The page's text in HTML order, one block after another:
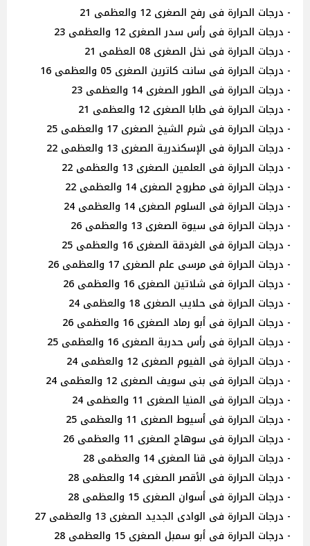
- درجات الحرارة فى رفح الصغرى 12 والعظمى 21
- درجات الحرارة فى رأس سدر الصغرى 12 والعظمى 23
- درجات الحرارة فى نخل الصغرى 08 العظمى 21
- درجات الحرارة فى سانت كاترين الصغرى 05 والعظمى 16
- درجات الحرارة فى الطور الصغرى 14 والعظمى 23
- درجات الحرارة فى طابا الصغرى 12 والعظمى 21
- درجات الحرارة فى شرم الشيخ الصغرى 17 والعظمى 25
- درجات الحرارة فى الإسكندرية الصغرى 13 والعظمى 22
- درجات الحرارة فى العلمين الصغرى 13 والعظمى 22
- درجات الحرارة فى مطروح الصغرى 14 والعظمى 22
- درجات الحرارة فى السلوم الصغرى 14 والعظمى 24
- درجات الحرارة فى سيوة الصغرى 13 والعظمى 26
- درجات الحرارة فى الغردقة الصغرى 16 والعظمى 25
- درجات الحرارة فى مرسى علم الصغرى 17 والعظمى 26
- درجات الحرارة فى شلاتين الصغرى 16 والعظمى 26
- درجات الحرارة فى حلايب الصغرى 18 والعظمى 24
- درجات الحرارة فى أبو رماد الصغرى 16 والعظمى 26
- درجات الحرارة فى رأس حدربة الصغرى 16 والعظمى 25
- درجات الحرارة فى الفيوم الصغرى 12 والعظمى 24
- درجات الحرارة فى بنى سويف الصغرى 12 والعظمى 24
- درجات الحرارة فى المنيا الصغرى 11 والعظمى 24
- درجات الحرارة فى أسيوط الصغرى 11 والعظمى 25
- درجات الحرارة فى سوهاج الصغرى 11 والعظمى 26
- درجات الحرارة فى قنا الصغرى 14 والعظمى 28
- درجات الحرارة فى الأقصر الصغرى 14 والعظمى 28
- درجات الحرارة فى أسوان الصغرى 15 والعظمى 28
- درجات الحرارة فى الوادى الجديد الصغرى 13 والعظمى 27
- درجات الحرارة فى أبو سمبل الصغرى 15 والعظمى 28